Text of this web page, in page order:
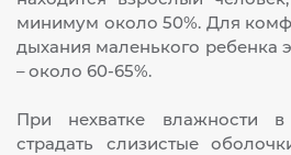
минимум около 50%. Для
дыхания маленького ребенка
– около 60-65%.
При нехватке влажности в
страдать слизистые